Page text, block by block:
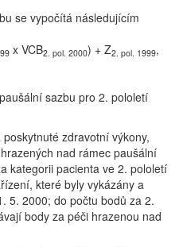
se vypočítá následujícím
x VCB2. pol. 2000) + Z2. pol. 1999,
sazbu pro 2. pololetí
zdravotní výkony,
nad rámec paušální
kategorii pacienta ve 2. pololetí
které byly vykázány a
5. 2000; do počtu bodů za 2.
body za péči hrazenou nad